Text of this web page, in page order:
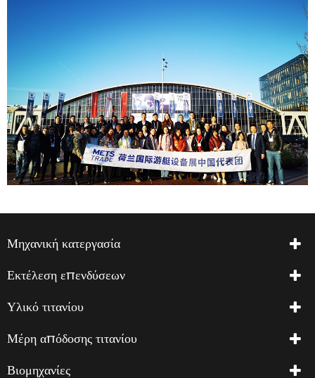
Μηχανική κατεργασία
Εκτέλεση επενδύσεων
Υλικό τιτανίου
Μέρη απόδοσης τιτανίου
Βιομηχανίες